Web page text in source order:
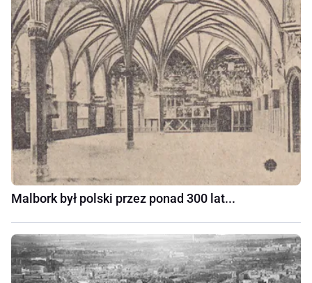
Malbork był polski przez ponad 300 lat...